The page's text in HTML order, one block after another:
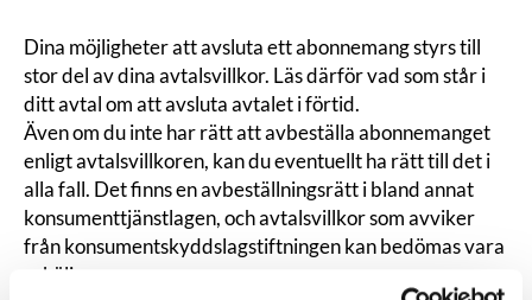
Dina möjligheter att avsluta ett abonnemang styrs till
stor del av dina avtalsvillkor. Läs därför vad som står i
ditt avtal om att avsluta avtalet i förtid.
Även om du inte har rätt att avbeställa abonnemanget
enligt avtalsvillkoren, kan du eventuellt ha rätt till det i
alla fall. Det finns en avbeställningsrätt i bland annat
konsumenttjänstlagen, och avtalsvillkor som avviker
från konsumentskyddslagstiftningen kan bedömas vara
oskäliga